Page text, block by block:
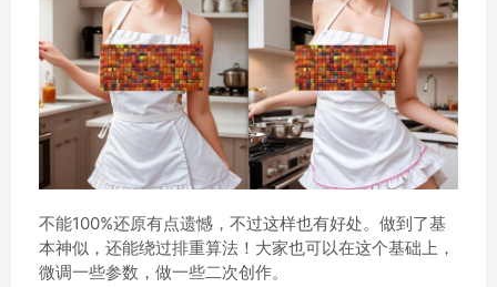
不能100%还原有点遗憾，不过这样也有好处。做到了基
本神似，还能绕过排重算法！大家也可以在这个基础上，
微调一些参数，做一些二次创作。